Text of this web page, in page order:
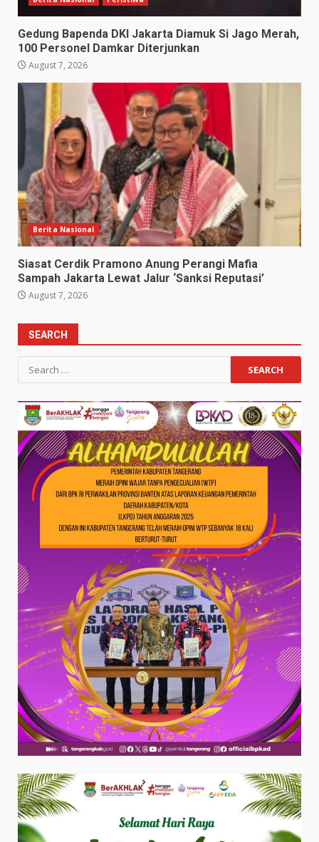
Gedung Bapenda DKI Jakarta Diamuk Si Jago Merah,
100 Personel Damkar Diterjunkan
August 7, 2026
Berita Nasional
Siasat Cerdik Pramono Anung Perangi Mafia
Sampah Jakarta Lewat Jalur ‘Sanksi Reputasi’
August 7, 2026
SEARCH
Search
for: